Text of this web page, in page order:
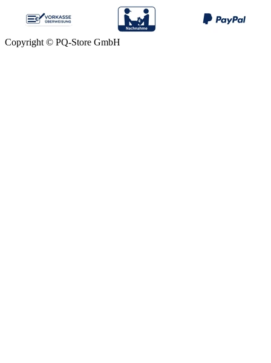
Copyright © PQ-Store GmbH